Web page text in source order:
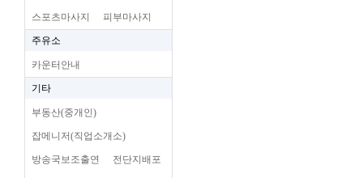
스포츠마사지 피부마사지
주유소
카운터안내
기타
부동산(중개인)
잡메니저(직업소개소)
방송국보조출연 전단지배포